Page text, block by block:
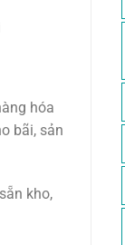
hóa
bãi, sản
kho,